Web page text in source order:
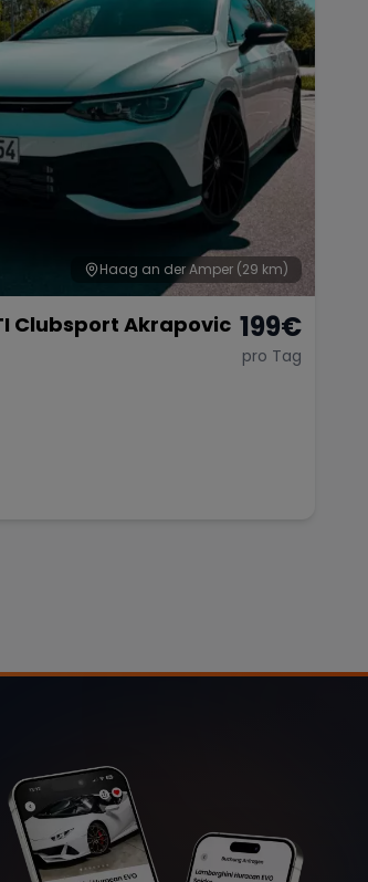
Haag an der Amper (29 km)
Clubsport Akrapovic 199€
pro Tag